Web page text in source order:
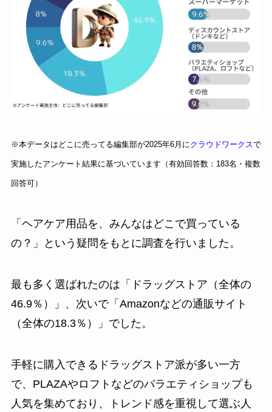
※本データはどこに売ってる編集部が2025年6月にクラウドワークスで
実施したアンケート結果に基づいています（有効回答数：183名・複数
回答可）
「ヘアケア用品を、みんなはどこで買っている
の？」という疑問をもとに調査を行いました。
最も多く選ばれたのは「ドラッグストア（全体の
46.9％）」、次いで「Amazonなどの通販サイト
（全体の18.3％）」でした。
手軽に購入できるドラッグストア派が多い一方
で、PLAZAやロフトなどのバラエティショップも
人気を集めており、トレンド感を重視して選ぶ人